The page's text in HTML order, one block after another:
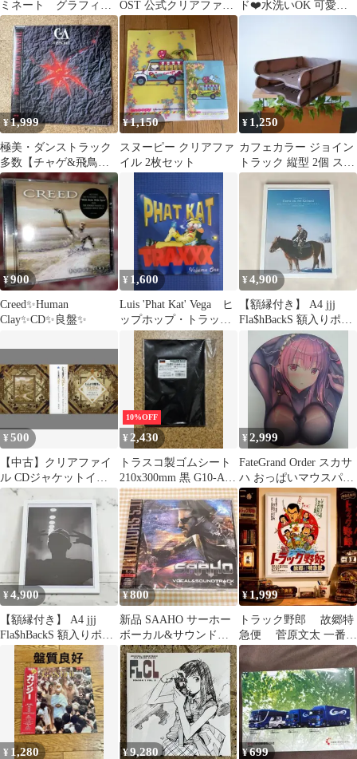
ミネート グラフィッ
ク デジタルアート
ポスター
OST 公式クリアファイ
ル パク・セロイ パク・
ソジュン
ド❤️水洗いOK 可愛い
猫ちゃんデザイン 猫
¥1,999
極美・ダンストラック
多数【チャゲ&飛鳥・
turning point】和レゲエ
¥1,150
スヌーピー クリアファ
イル 2枚セット
¥ 1,250
カフェカラー ジョイン
トラック 縦型 2個 スタ
ッキングトレー 日本製
¥900
Creed✨Human
Clay✨CD✨良盤✨
¥ 1,600
Luis 'Phat Kat' Vega ヒ
ップホップ・トラック
集名盤 LP
¥4,900
【額縁付き】 A4 jjj
Fla$hBackS 額入りポス
¥500
【中古】クリアファイ
ル CDジャケットイラ
スト クリアファイル
「CD TVアニメ とんが
り帽子のアトリエ オリ
ジナル・サウンドトラ
ック」 メーカー特典
10%OFF
¥ 2,430
トラスコ製ゴムシート
210x300mm 黒 G10-A4-
10P
¥2,999
FateGrand Order スカサ
ハ おっぱいマウスパッ
ド Jun&Yuri
¥4,900
【額縁付き】 A4 jjj
Fla$hBackS 額入りポス
ター 3
¥800
新品 SAAHO サーホー
ボーカル&サウンドト
ラック CD サントラ
¥1,999
トラック野郎 故郷特
急便 菅原文太 一番星
貴重なフレーム付き
ポスター
¥ 1,280 ¥9,280 ¥699